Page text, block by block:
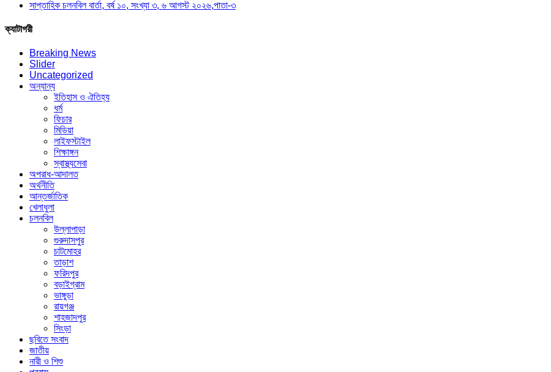
সাপ্তাহিক চলনবিল বার্তা, বর্ষ ১০, সংখ্যা ৩, ৬ আগস্ট ২০২৬,পাতা-৩
ক্যাটাগরী
Breaking News
Slider
Uncategorized
অন্যান্য
ইতিহাস ও ঐতিহ্য
ধর্ম
ফিচার
মিডিয়া
লাইফস্টাইল
শিক্ষাঙ্গন
স্বাস্থ্যসেবা
অপরাধ-আদালত
অর্থনীতি
আন্তর্জাতিক
খেলাধুলা
চলনবিল
উল্লাপাড়া
গুরুদাসপুর
চাটমোহর
তাড়াশ
ফরিদপুর
বড়াইগ্রাম
ভাঙ্গুড়া
রায়গঞ্জ
শাহজাদপুর
সিংড়া
ছবিতে সংবাদ
জাতীয়
নারী ও শিশু